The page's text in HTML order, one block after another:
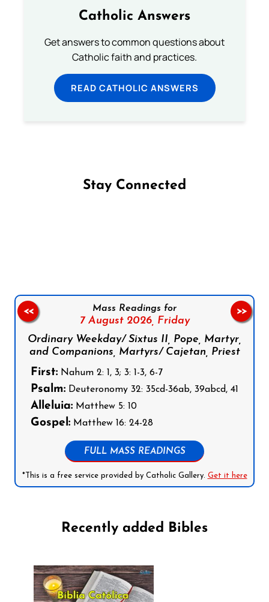
Catholic Answers
Get answers to common questions about
Catholic faith and practices.
READ CATHOLIC ANSWERS
Stay Connected
Mass Readings for
7 August 2026, Friday
Ordinary Weekday/ Sixtus II, Pope, Martyr,
and Companions, Martyrs/ Cajetan, Priest
First: Nahum 2: 1, 3; 3: 1-3, 6-7
Psalm: Deuteronomy 32: 35cd-36ab, 39abcd, 41
Alleluia: Matthew 5: 10
Gospel: Matthew 16: 24-28
FULL MASS READINGS
*This is a free service provided by Catholic Gallery. Get it here
<< >>
Recently added Bibles